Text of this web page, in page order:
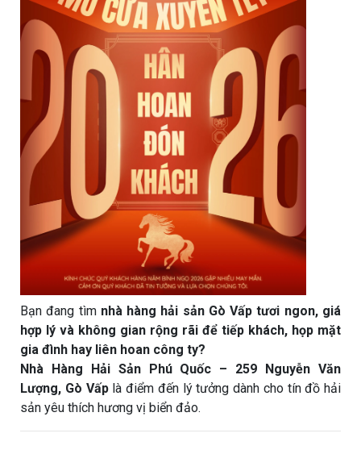
Bạn đang tìm nhà hàng hải sản Gò Vấp tươi ngon, giá
hợp lý và không gian rộng rãi để tiếp khách, họp mặt
gia đình hay liên hoan công ty?
Nhà Hàng Hải Sản Phú Quốc – 259 Nguyễn Văn
Lượng, Gò Vấplà điểm đến lý tưởng dành cho tín đồ hải
sản yêu thích hương vị biển đảo.